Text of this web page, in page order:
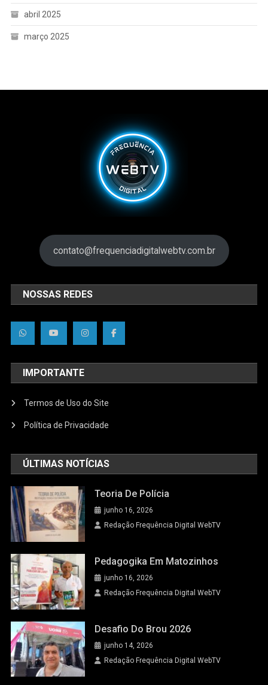
abril 2025
março 2025
contato@frequenciadigitalwebtv.com.br
NOSSAS REDES
IMPORTANTE
Termos de Uso do Site
Política de Privacidade
ÚLTIMAS NOTÍCIAS
Teoria De Polícia
junho 16, 2026
Redação Frequência Digital WebTV
Pedagogika Em Matozinhos
junho 16, 2026
Redação Frequência Digital WebTV
Desafio Do Brou 2026
junho 14, 2026
Redação Frequência Digital WebTV